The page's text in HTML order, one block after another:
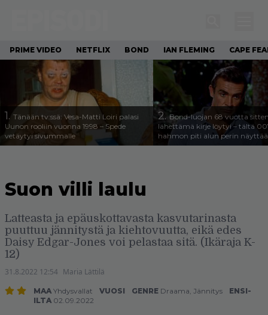
PRIME VIDEO NETFLIX BOND IAN FLEMING CAPE
1. Tänään tv:ssä: Vesa-Matti Loiri palasi
Uunon rooliin vuonna 1998 – Spede
vetäytyi sivummalle
2.Bond-luojan 68 vuotta
lähettämä kirje löytyi – tältä
hahmon piti alun perin näyttää
Suon villi laulu
Latteasta ja epäuskottavasta kasvutarinasta
puuttuu jännitystä ja kiehtovuutta, eikä edes
Daisy Edgar-Jones voi pelastaa sitä. (Ikäraja K-
12)
31.8.2022 12:54 Maria Lättilä
MAA Yhdysvallat VUOSI GENRE Draama Jännitys
ENSI-
ILTA 02.09.2022